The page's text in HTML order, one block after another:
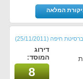
המלאה
חיפה (25/11/2011)
דירוג
המוסד:
8